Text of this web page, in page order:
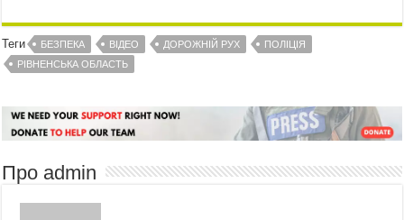
Теги БЕЗПЕКА ВІДЕО ДОРОЖНІЙ РУХ
ПОЛІЦІЯ
РІВНЕНСЬКА ОБЛАСТЬ
Про admin